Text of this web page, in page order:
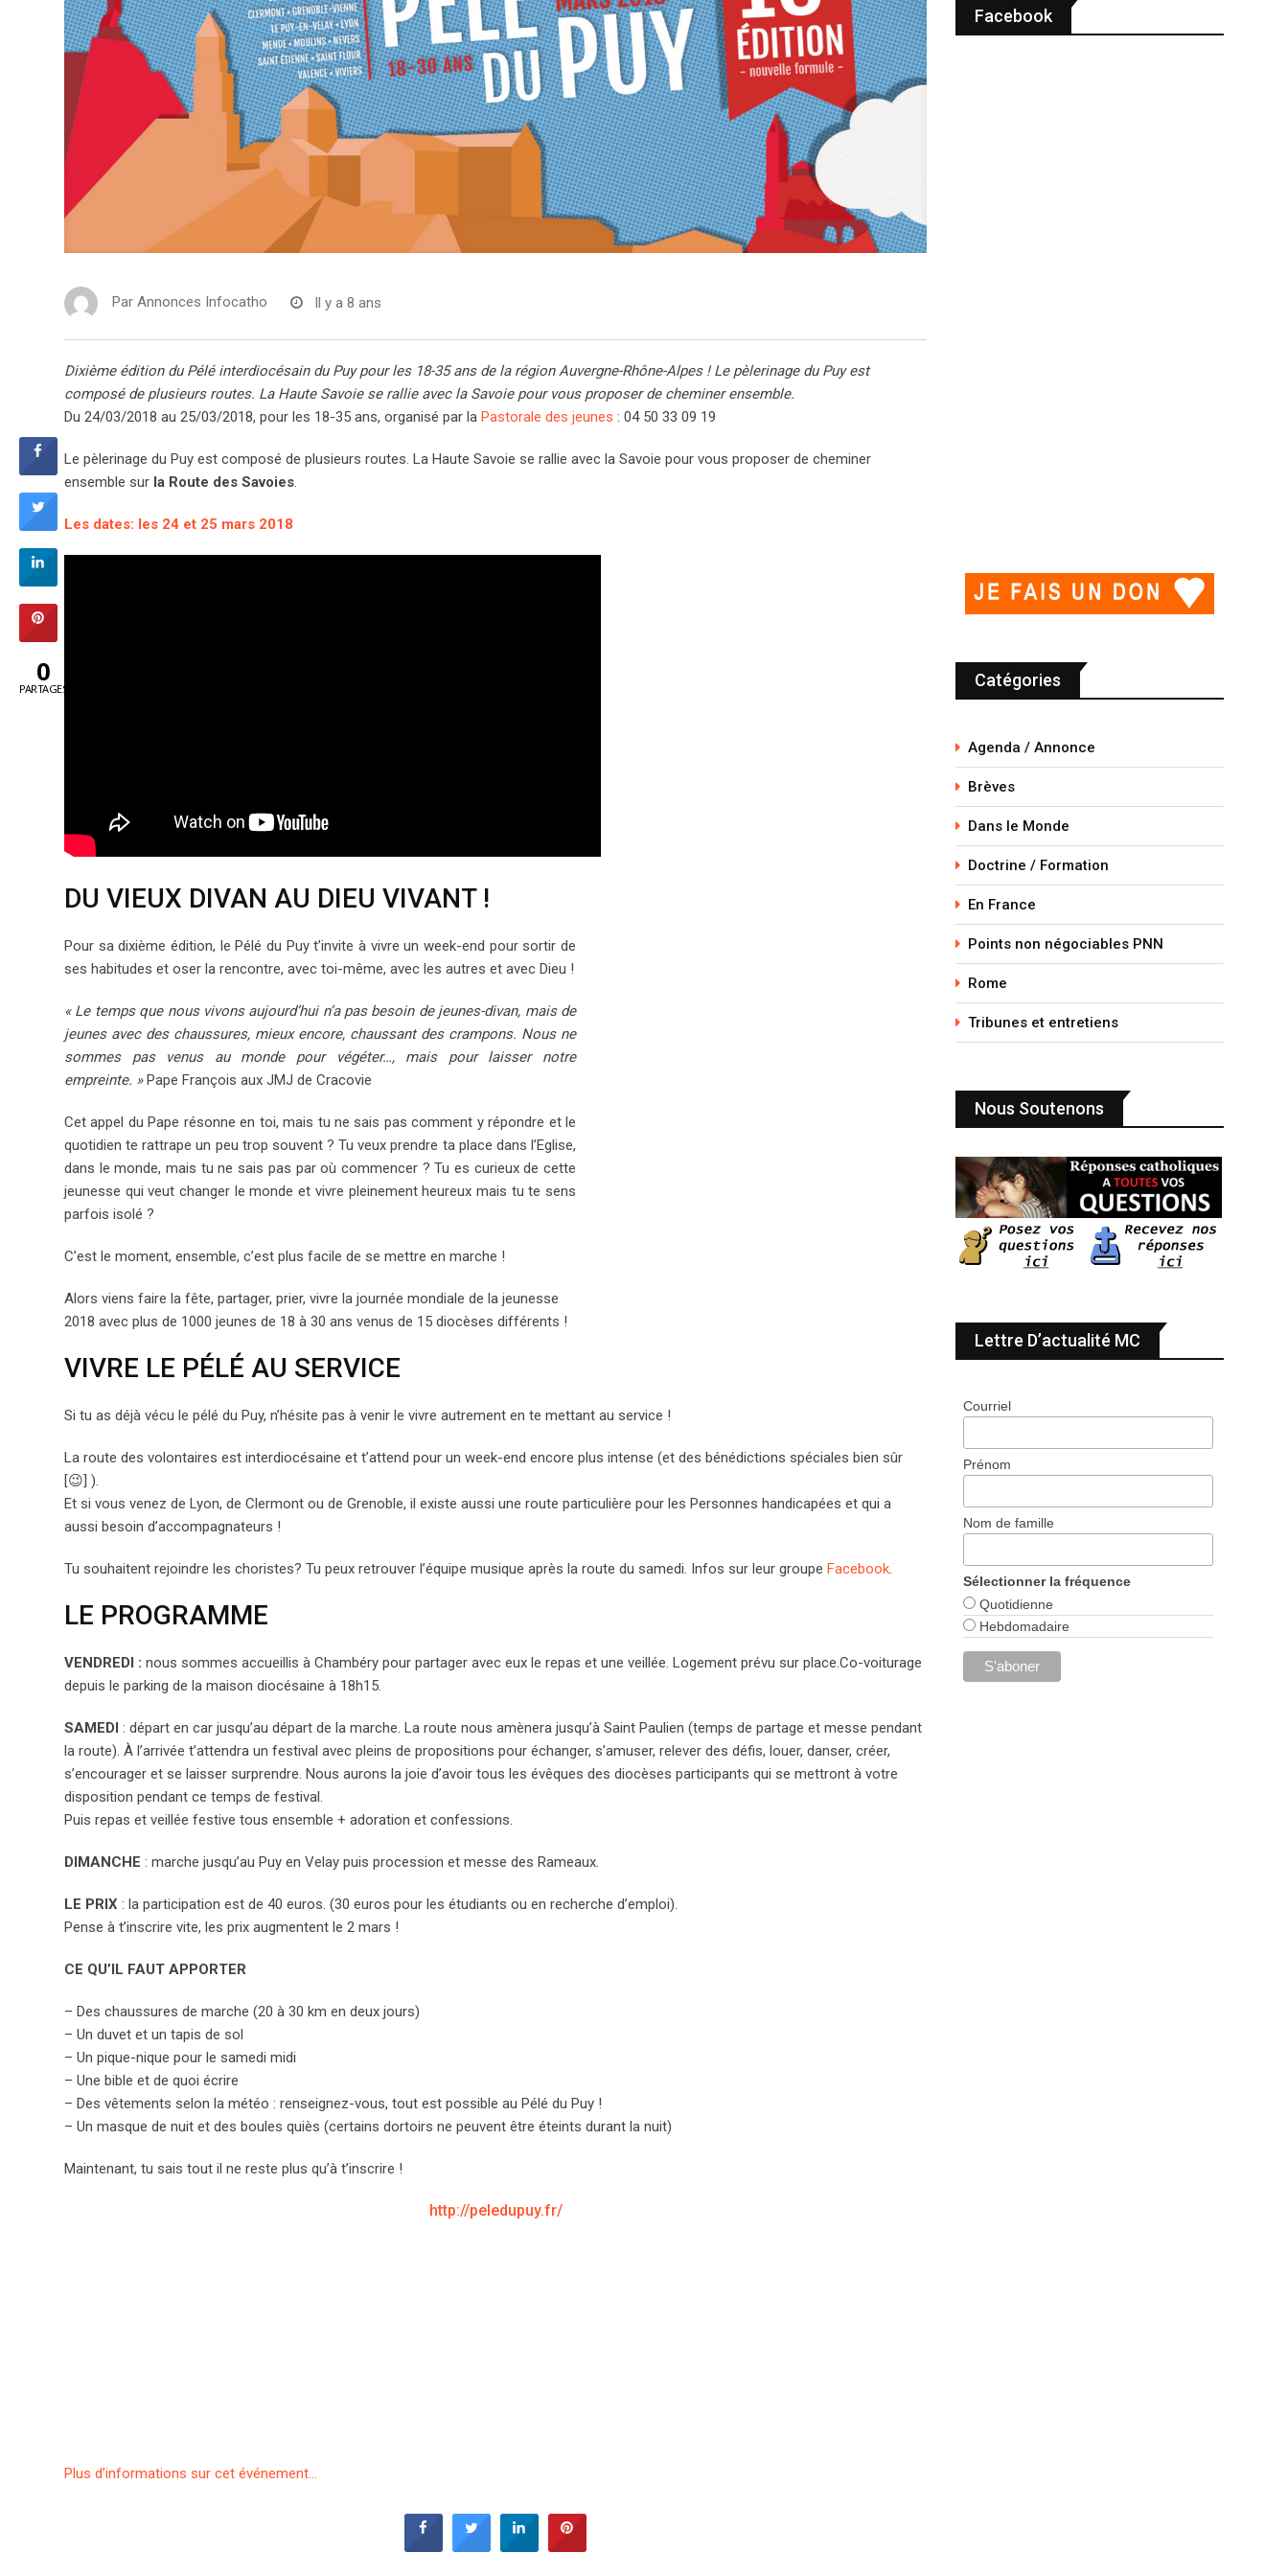
Par Annonces Infocatho Il y a 8 ans
Dixième édition du Pélé interdiocésain du Puy pour les 18-35 ans de la région Auvergne-Rhône-Alpes ! Le pèlerinage du Puy est
composé de plusieurs routes. La Haute Savoie se rallie avec la Savoie pour vous proposer de cheminer ensemble.
Du 24/03/2018 au 25/03/2018, pour les 18-35 ans, organisé par la Pastorale des jeunes : 04 50 33 09 19
Le pèlerinage du Puy est composé de plusieurs routes. La Haute Savoie se rallie avec la Savoie pour vous proposer de cheminer
ensemble sur la Route des Savoies.
Les dates: les 24 et 25 mars 2018
DU VIEUX DIVAN AU DIEU VIVANT !
Pour sa dixième édition, le Pélé du Puy t’invite à vivre un week-end pour sortir de
ses habitudes et oser la rencontre, avec toi-même, avec les autres et avec Dieu !
« Le temps que nous vivons aujourd’hui n’a pas besoin de jeunes-divan, mais de
jeunes avec des chaussures, mieux encore, chaussant des crampons. Nous ne
sommes pas venus au monde pour végéter…, mais pour laisser notre
empreinte. »Pape François aux JMJ de Cracovie
Cet appel du Pape résonne en toi, mais tu ne sais pas comment y répondre et le
quotidien te rattrape un peu trop souvent ? Tu veux prendre ta place dans l’Eglise,
dans le monde, mais tu ne sais pas par où commencer ? Tu es curieux de cette
jeunesse qui veut changer le monde et vivre pleinement heureux mais tu te sens
parfois isolé ?
C’est le moment, ensemble, c’est plus facile de se mettre en marche !
Alors viens faire la fête, partager, prier, vivre la journée mondiale de la jeunesse
2018 avec plus de 1000 jeunes de 18 à 30 ans venus de 15 diocèses différents !
VIVRE LE PÉLÉ AU SERVICE
Si tu as déjà vécu le pélé du Puy, n’hésite pas à venir le vivre autrement en te mettant au service !
La route des volontaires est interdiocésaine et t’attend pour un week-end encore plus intense (et des bénédictions spéciales bien sûr
[😉] ).
Et si vous venez de Lyon, de Clermont ou de Grenoble, il existe aussi une route particulière pour les Personnes handicapées et qui a
aussi besoin d’accompagnateurs !
Tu souhaitent rejoindre les choristes? Tu peux retrouver l’équipe musique après la route du samedi. Infos sur leur groupe Facebook.
LE PROGRAMME
VENDREDI : nous sommes accueillis à Chambéry pour partager avec eux le repas et une veillée. Logement prévu sur place.Co-voiturage
depuis le parking de la maison diocésaine à 18h15.
SAMEDI : départ en car jusqu’au départ de la marche. La route nous amènera jusqu’à Saint Paulien (temps de partage et messe pendant
la route). À l’arrivée t’attendra un festival avec pleins de propositions pour échanger, s’amuser, relever des défis, louer, danser, créer,
s’encourager et se laisser surprendre. Nous aurons la joie d’avoir tous les évêques des diocèses participants qui se mettront à votre
disposition pendant ce temps de festival.
Puis repas et veillée festive tous ensemble + adoration et confessions.
DIMANCHE : marche jusqu’au Puy en Velay puis procession et messe des Rameaux.
LE PRIX : la participation est de 40 euros. (30 euros pour les étudiants ou en recherche d’emploi).
Pense à t’inscrire vite, les prix augmentent le 2 mars !
CE QU’IL FAUT APPORTER
– Des chaussures de marche (20 à 30 km en deux jours)
– Un duvet et un tapis de sol
– Un pique-nique pour le samedi midi
– Une bible et de quoi écrire
– Des vêtements selon la météo : renseignez-vous, tout est possible au Pélé du Puy !
– Un masque de nuit et des boules quiès (certains dortoirs ne peuvent être éteints durant la nuit)
Maintenant, tu sais tout il ne reste plus qu’à t’inscrire !
http://peledupuy.fr/
Plus d’informations sur cet événement…
Facebook
Catégories
Agenda / Annonce
Brèves
Dans le Monde
Doctrine / Formation
En France
Points non négociables PNN
Rome
Tribunes et entretiens
Nous Soutenons
Lettre D’actualité MC
Courriel
Prénom
Nom de famille
Sélectionner la fréquence
Quotidienne
Hebdomadaire
0
PARTAGES